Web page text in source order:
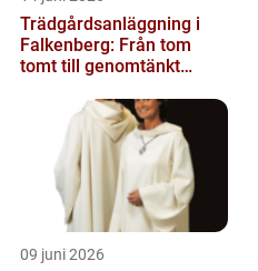
Trädgårdsanläggning i
Falkenberg: Från tom
tomt till genomtänkt
09 juni 2026